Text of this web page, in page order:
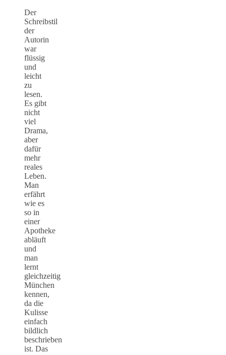
Der
Schreibstil
der
Autorin
war
flüssig
und
leicht
zu
lesen.
Es gibt
nicht
viel
Drama,
aber
dafür
mehr
reales
Leben.
Man
erfährt
wie es
so in
einer
Apotheke
abläuft
und
man
lernt
gleichzeitig
München
kennen,
da die
Kulisse
einfach
bildlich
beschrieben
ist. Das